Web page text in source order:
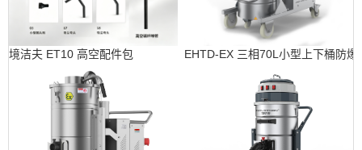
境洁夫 ET10 高空配件包 EHTD-EX 三相70L小型上下桶防爆